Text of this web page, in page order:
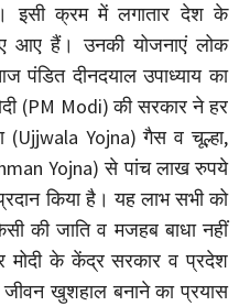
इसी क्रम में लगातार देश के
आए हैं। उनकी योजनाएं लोक
पंडित दीनदयाल उपाध्याय का
(PM Modi) की सरकार ने हर
(Ujjwala Yojna) गैस व चूल्हा,
Yojna) से पांच लाख रुपये
किया है। यह लाभ सभी को
की जाति व मजहब बाधा नहीं
मोदी के केंद्र सरकार व प्रदेश
खुशहाल बनाने का प्रयास